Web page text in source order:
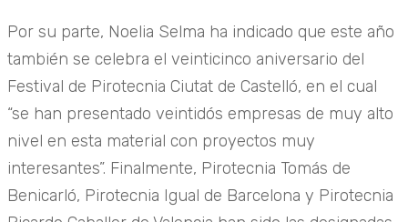
Por su parte, Noelia Selma ha indicado que este año
también se celebra el veinticinco aniversario del
Festival de Pirotecnia Ciutat de Castelló, en el cual
“se han presentado veintidós empresas de muy alto
nivel en esta material con proyectos muy
interesantes”. Finalmente, Pirotecnia Tomás de
Benicarló, Pirotecnia Igual de Barcelona y Pirotecnia